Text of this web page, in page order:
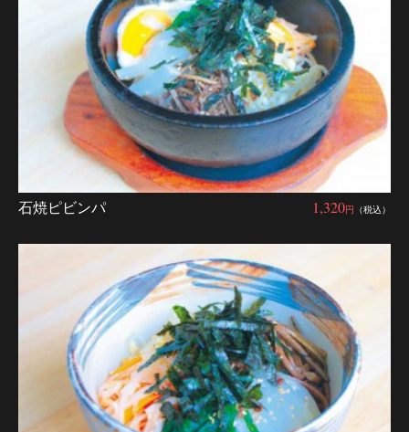
1,320円 （税込）
石焼ピビンパ